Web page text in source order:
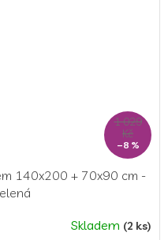
1 029
Kč
–8 %
140x200 + 70x90 cm -
Skladem (2 ks)